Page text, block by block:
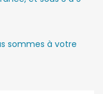
sommes à votre